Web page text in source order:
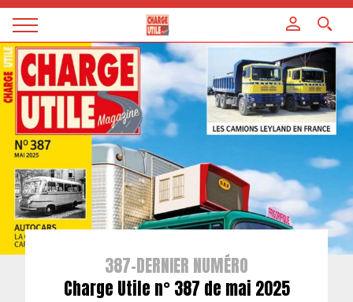
Magazine
Charge
utile
387-DERNIER NUMÉRO
Charge Utile n° 387 de mai 2025
Panneau de gestion des cookies